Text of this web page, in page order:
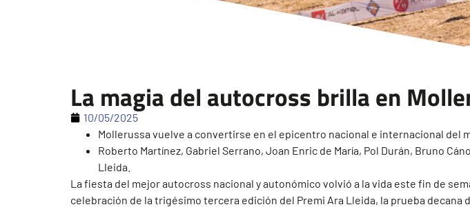
La magia del autocross brilla en
10/05/2025
Mollerussa vuelve a convertirse en el epicentro nacional e internacional del
Roberto Martínez, Gabriel Serrano, Joan Enric de María, Pol Durán, Bruno
Lleida.
La fiesta del mejor autocross nacional y autonómico volvió a la vida este fin de
celebración de la trigésimo tercera edición del Premi Ara Lleida, la prueba